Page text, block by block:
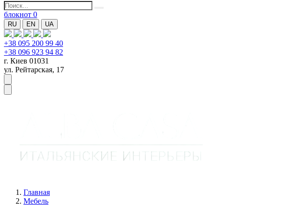
блокнот 0
RU EN UA
+38 095 200 99 40
+38 096 923 94 82
г. Киев 01031
ул. Рейтарская, 17
Главная
Мебель